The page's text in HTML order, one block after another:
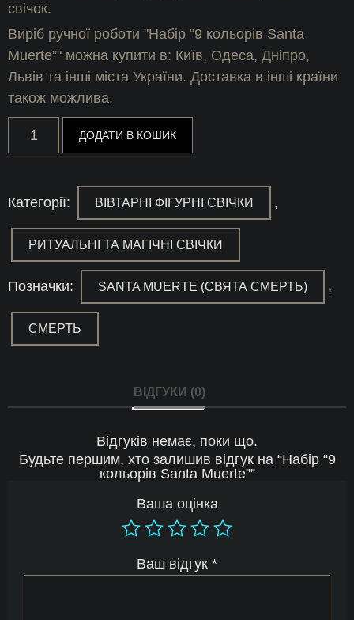
свічок.
Виріб ручної роботи "Набір “9 кольорів Santa
Muerte”" можна купити в: Київ, Одеса, Дніпро,
Львів та інші міста України. Доставка в інші країни
також можлива.
кольорів
кількість
ДОДАТИ В КОШИК
Категорії: ВІВТАРНІ ФІГУРНІ СВІЧКИ ,
РИТУАЛЬНІ ТА МАГІЧНІ СВІЧКИ
Позначки: SANTA MUERTE (СВЯТА СМЕРТЬ) ,
СМЕРТЬ
ВІДГУКИ (0)
Відгуків немає, поки що.
Будьте першим, хто залишив відгук на “Набір “9
кольорів Santa Muerte””
Ваша оцінка
Ваш відгук *